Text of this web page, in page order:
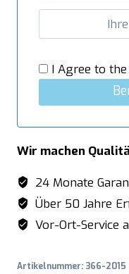
PREMIUM
K230
weiß
Menge
I Agree to the
Wir machen
24 Monate
Über 50 Jahre
Vor-Ort-Service
Artikelnummer: 366-2015